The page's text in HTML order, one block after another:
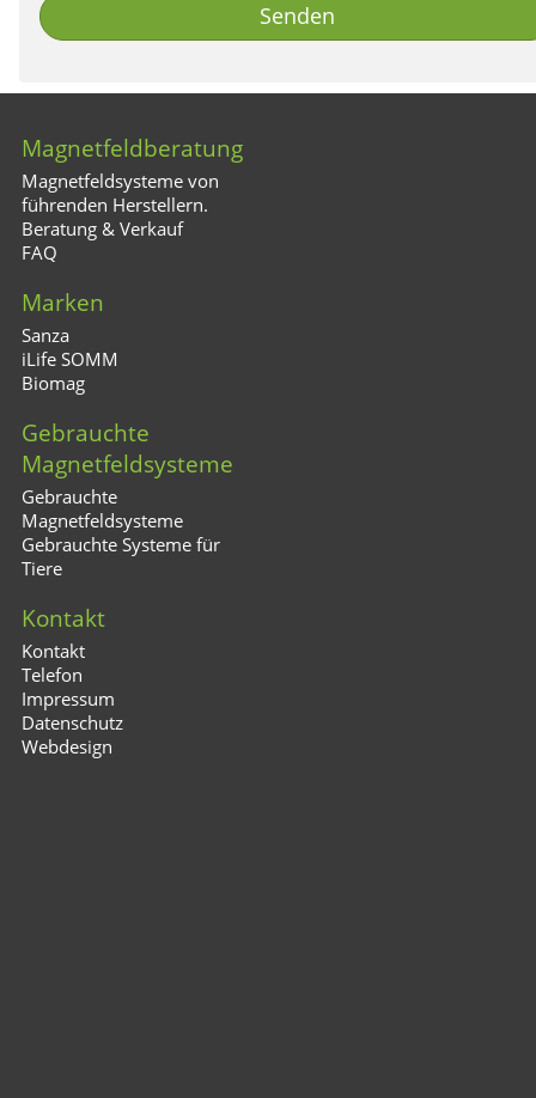
Senden
Magnetfeldberatung
Magnetfeldsysteme von
führenden Herstellern.
Beratung & Verkauf
FAQ
Marken
Sanza
iLife SOMM
Biomag
Gebrauchte
Magnetfeldsysteme
Gebrauchte
Magnetfeldsysteme
Gebrauchte Systeme für
Tiere
Kontakt
Kontakt
Telefon
Impressum
Datenschutz
Webdesign